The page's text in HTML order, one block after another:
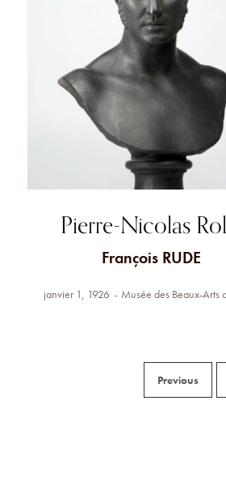
Pierre-Nicolas
François RUDE
janvier 1, 1926 Musée des Beaux-Arts
Previous